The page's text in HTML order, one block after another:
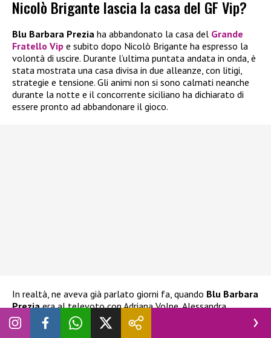
Nicolò Brigante lascia la casa del GF Vip?
Blu Barbara Prezia ha abbandonato la casa del Grande
Fratello Vip e subito dopo Nicolò Brigante ha espresso la
volontà di uscire. Durante l’ultima puntata andata in onda, è
stata mostrata una casa divisa in due alleanze, con litigi,
strategie e tensione. Gli animi non si sono calmati neanche
durante la notte e il concorrente siciliano ha dichiarato di
essere pronto ad abbandonare il gioco.
In realtà, ne aveva già parlato giorni fa, quando Blu Barbara
Preziaera al televoto con Adriana Volpe, Alessandra
Mussolini e Lucia Ilarido. L’ex tronista aveva già espresso
l’intenzione di ritirarsinel caso Blu fosse stata eliminata.